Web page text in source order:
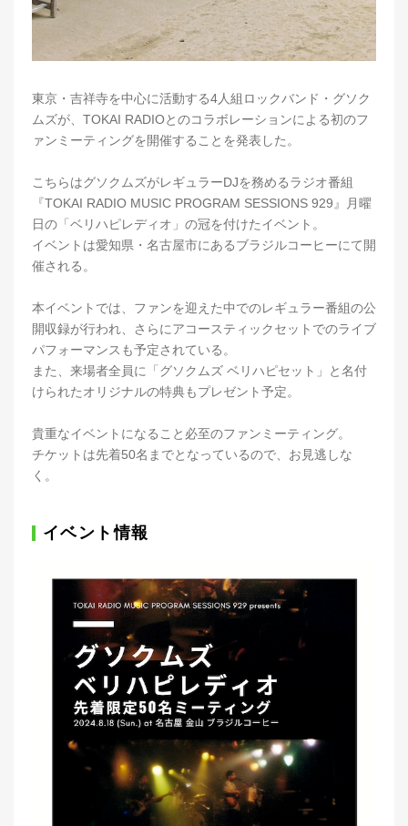
東京・吉祥寺を中心に活動する4人組ロックバンド・グソク
ムズが、TOKAI RADIOとのコラボレーションによる初のフ
ァンミーティングを開催することを発表した。
こちらはグソクムズがレギュラーDJを務めるラジオ番組
『TOKAI RADIO MUSIC PROGRAM SESSIONS 929』月曜
日の「ベリハピレディオ」の冠を付けたイベント。
イベントは愛知県・名古屋市にあるブラジルコーヒーにて開
催される。
本イベントでは、ファンを迎えた中でのレギュラー番組の公
開収録が行われ、さらにアコースティックセットでのライブ
パフォーマンスも予定されている。
また、来場者全員に「グソクムズ ベリハピセット」と名付
けられたオリジナルの特典もプレゼント予定。
貴重なイベントになること必至のファンミーティング。
チケットは先着50名までとなっているので、お見逃しな
く。
イベント情報